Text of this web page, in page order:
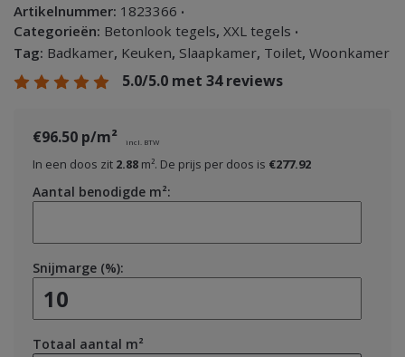
Artikelnummer: 1823366
Categorieën: Betonlook tegels, XXL tegels
Tag: Badkamer, Keuken, Slaapkamer, Toilet, Woonkamer
5.0/5.0 met 34reviews
€96.50 p/m² incl. BTW
In een doos zit 2.88 m². De prijs per doos is €277.92
Aantal benodigde m²:
Snijmarge (%):
Totaal aantal m²